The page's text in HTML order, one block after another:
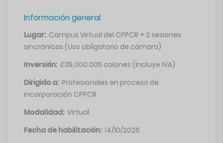
Información general
Lugar: Campus Virtual del CPPCR + 2 sesiones
sincrónicas (Uso obligatorio de cámara)
Inversión: ₡35,000.005 colones (Incluye IVA)
Dirigido a: Profesionales en proceso de
incorporación CPPCR
Modalidad: Virtual
Fecha de habilitación: 14/10/2026